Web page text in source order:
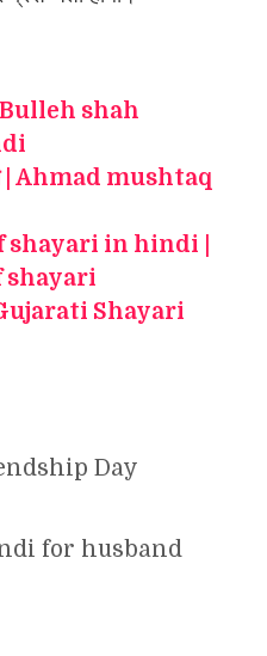
| Bulleh shah
| Ahmad mushtaq
in hindi |
shayari
Gujarati Shayari
Day
for husband